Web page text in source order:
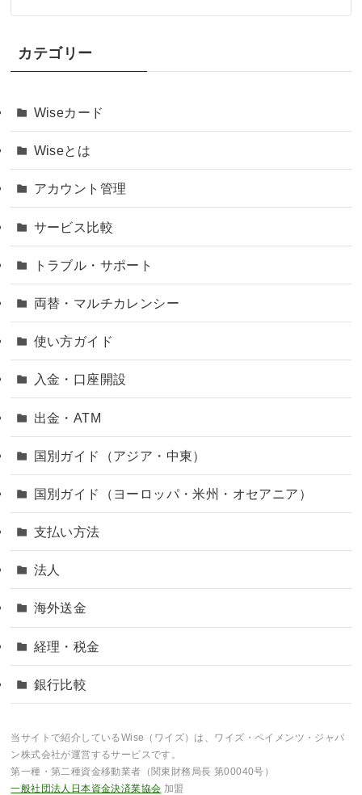
カテゴリー
Wiseカード
Wiseとは
アカウント管理
サービス比較
トラブル・サポート
両替・マルチカレンシー
使い方ガイド
入金・口座開設
出金・ATM
国別ガイド（アジア・中東）
国別ガイド（ヨーロッパ・米州・オセアニア）
支払い方法
法人
海外送金
経理・税金
銀行比較
当サイトで紹介しているWise（ワイズ）は、ワイズ・ペイメンツ・ジャパ
ン株式会社が運営するサービスです。
第一種・第二種資金移動業者（関東財務局長 第00040号）
一般社団法人日本資金決済業協会 加盟